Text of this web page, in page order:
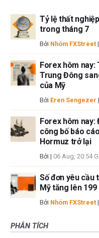
Tỷ lệ thất
trong tháng 7
Bởi Nhóm FXStreet |
Forex hôm nay:
Trung Đông
của Mỹ
Bởi Eren Sengezer |
Forex hôm nay:
công bố báo
Hormuz trở lại
Bởi | 06 Aug, 20:54
Số đơn yêu cầu
Mỹ tăng lên
Bởi Nhóm FXStreet |
PHÂN TÍCH